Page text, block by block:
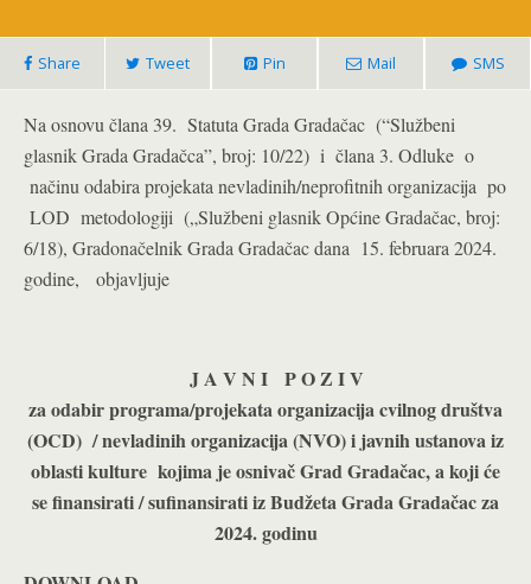
Share Tweet Pin Mail SMS
Na osnovu člana 39. Statuta Grada Gradačac (“Službeni
glasnik Grada Gradačca”, broj: 10/22) i člana 3. Odluke o
načinu odabira projekata nevladinih/neprofitnih organizacija po
LOD metodologiji („Službeni glasnik Općine Gradačac, broj:
6/18), Gradonačelnik Grada Gradačac dana 15. februara 2024.
godine, objavljuje
J A V N I P O Z I V
za odabir programa/projekata organizacija cvilnog društva
(OCD) / nevladinih organizacija (NVO) i javnih ustanova iz
oblasti kulture kojima je osnivač Grad Gradačac, a koji će
se finansirati / sufinansiratiiz Budžeta Grada Gradačac za
2024. godinu